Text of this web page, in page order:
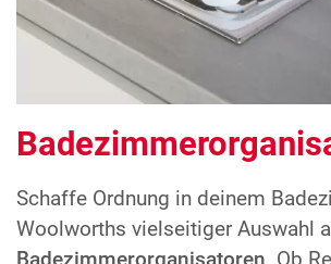
Schaffe Ordnung in deinem
Woolworths vielseitiger Auswahl